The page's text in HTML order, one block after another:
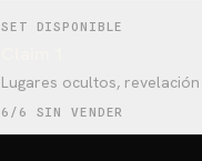
SET DISPONIBLE
Lugares ocultos,
6/6 SIN VENDER